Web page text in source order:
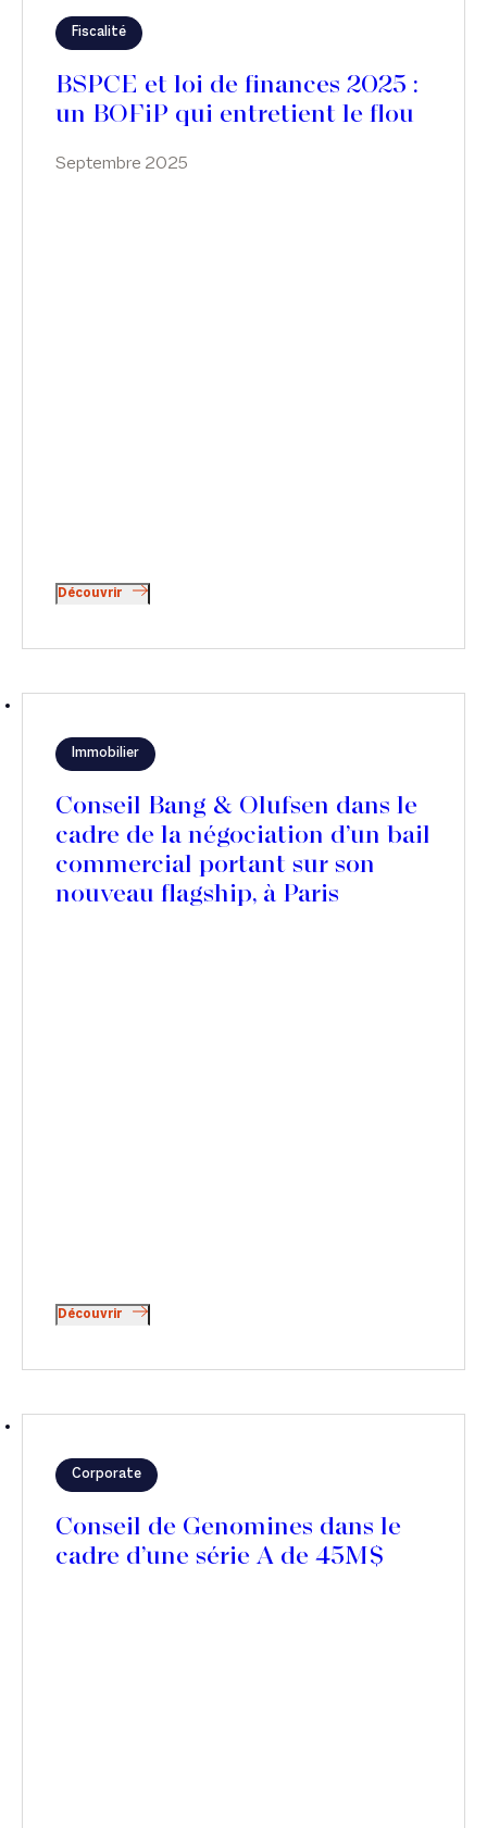
Fiscalité
Septembre 2025
BSPCE et loi de finances 2025 :
un BOFiP qui entretient le flou
Découvrir
Immobilier
Conseil Bang & Olufsen dans le
cadre de la négociation d’un bail
commercial portant sur son
nouveau flagship, à Paris
Découvrir
Corporate
Conseil de Genomines dans le
cadre d’une série A de 45M$